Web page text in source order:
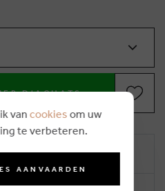
D'ACHATS
van cookies om uw
te verbeteren.
AANVAARDEN